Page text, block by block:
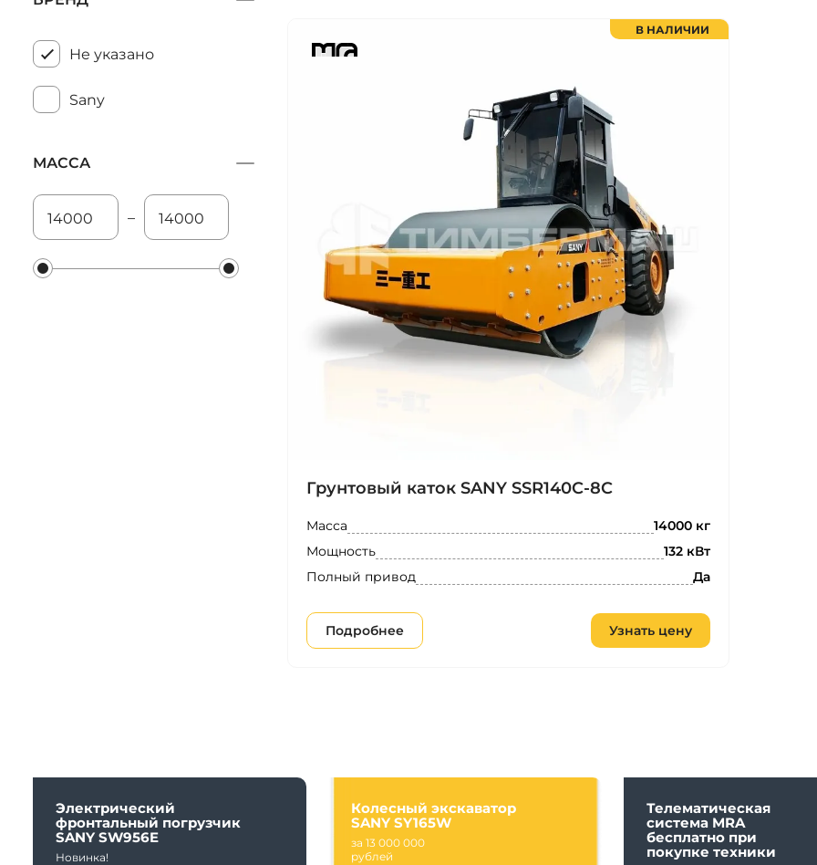
Не указано
Sany
МАССА
–
В НАЛИЧИИ
Грунтовый каток SANY SSR140C-8C
Масса 14000 кг
Мощность 132 кВт
Полный привод Да
Подробнее Узнать цену
Электрический
фронтальный погрузчик
SANY SW956E
Новинка!
Колесный экскаватор
SANY SY165W
за 13 000 000
рублей
Телематическая
система MRA
бесплатно при
покупке техники